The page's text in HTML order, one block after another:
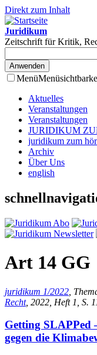
Direkt zum Inhalt
Juridikum
Zeitschrift für Kritik,
Menü
Aktuelles
Veranstaltungen
Veranstaltungen
JURIDIKUM
juridikum zum
Archiv
Über Uns
english
Art 14 GG
juridikum 1/2022 ,
Recht, 2022, Heft 1, S.
Getting SLAPPed
gegen die